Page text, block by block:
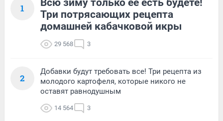
1
Три потрясающих рецепта
домашней кабачковой икры
29 568 3
2
Добавки будут требовать все! Три рецепта из
молодого картофеля, которые никого не
оставят равнодушным
14 564 3